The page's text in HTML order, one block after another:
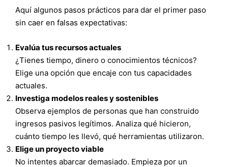
Aquí algunos pasos prácticos para dar el primer paso
sin caer en falsas expectativas:
Evalúa tus recursos actuales
¿Tienes tiempo, dinero o conocimientos técnicos?
Elige una opción que encaje con tus capacidades
actuales.
Investiga modelos reales y sostenibles
Observa ejemplos de personas que han construido
ingresos pasivos legítimos. Analiza qué hicieron,
cuánto tiempo les llevó, qué herramientas utilizaron.
Elige un proyecto viable
No intentes abarcar demasiado. Empieza por un